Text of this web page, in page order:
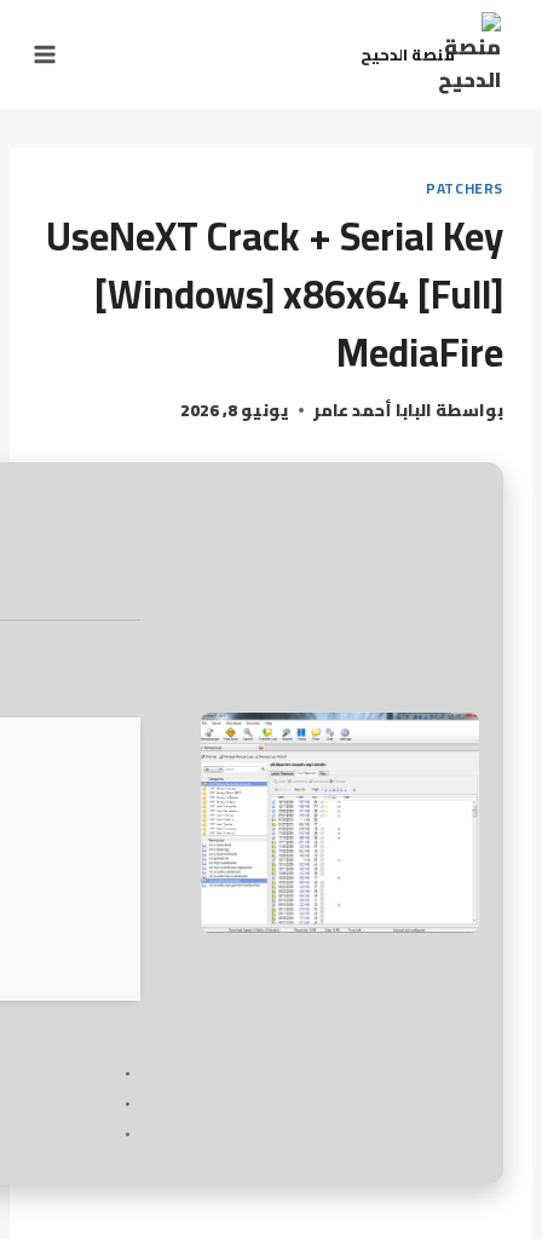
منصة الدحيح
PATCHERS
UseNeXT Crack + Serial Key
[Windows] x86x64 [Full]
MediaFire
بواسطةالبابا أحمد عامر يونيو 8, 2026